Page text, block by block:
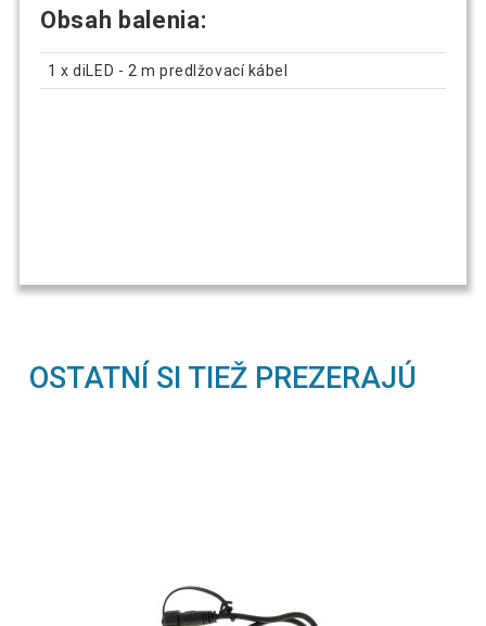
Obsah balenia:
1 x diLED - 2 m predlžovací kábel
OSTATNÍ SI TIEŽ PREZERAJÚ